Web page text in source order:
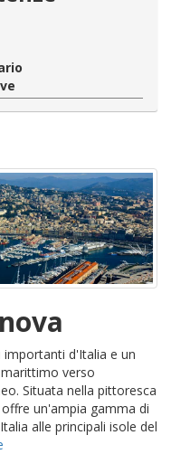
d'Italia e un
verso
Situata nella pittoresca
un'ampia gamma di
alle principali isole del